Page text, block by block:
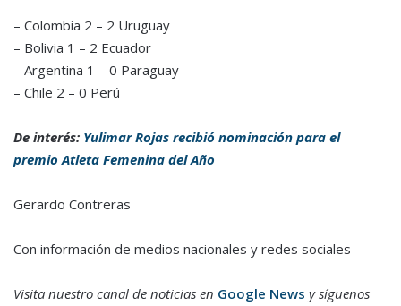
– Colombia 2 – 2 Uruguay
– Bolivia 1 – 2 Ecuador
– Argentina 1 – 0 Paraguay
– Chile 2 – 0 Perú
De interés: Yulimar Rojas recibió nominación para el
premio Atleta Femenina del Año
Gerardo Contreras
Con información de medios nacionales y redes sociales
Visita nuestro canal de noticias en Google News y síguenos